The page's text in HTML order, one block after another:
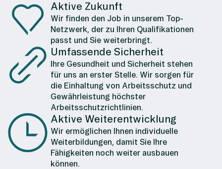
Aktive Zukunft
Wir finden den Job in unserem Top-
Netzwerk, der zu Ihren Qualifikationen
passt und Sie weiterbringt.
Umfassende Sicherheit
Ihre Gesundheit und Sicherheit stehen
für uns an erster Stelle. Wir sorgen für
die Einhaltung von Arbeitsschutz und
Gewährleistung höchster
Arbeitsschutzrichtlinien.
Aktive Weiterentwicklung
Wir ermöglichen Ihnen individuelle
Weiterbildungen, damit Sie Ihre
Fähigkeiten noch weiter ausbauen
können.